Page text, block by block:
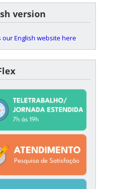
version
our English website here